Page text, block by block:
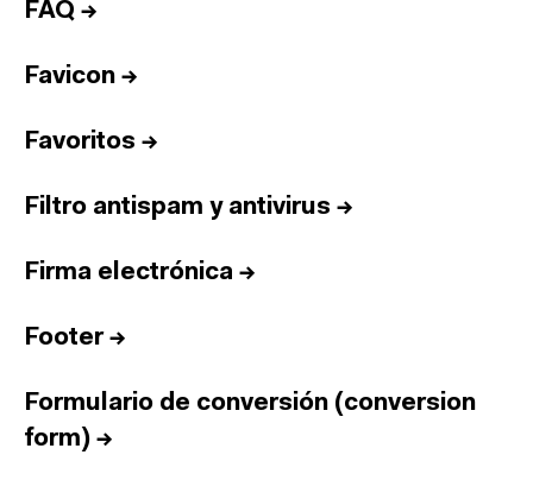
FAQ →
Favicon →
Favoritos →
Filtro antispam y antivirus →
Firma electrónica →
Footer→
Formulario de conversión (conversion
form) →